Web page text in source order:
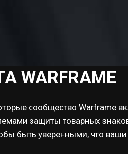
WARFRAME
сообщество Warframe
защиты товарных
быть уверенными, что